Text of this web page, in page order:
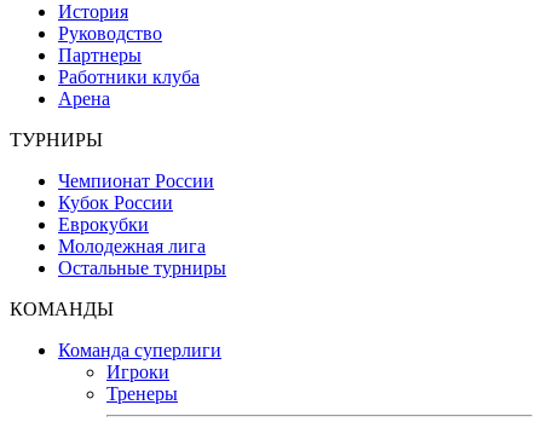
История
Руководство
Партнеры
Работники клуба
Арена
ТУРНИРЫ
Чемпионат России
Кубок России
Еврокубки
Молодежная лига
Остальные турниры
КОМАНДЫ
Команда суперлиги
Игроки
Тренеры